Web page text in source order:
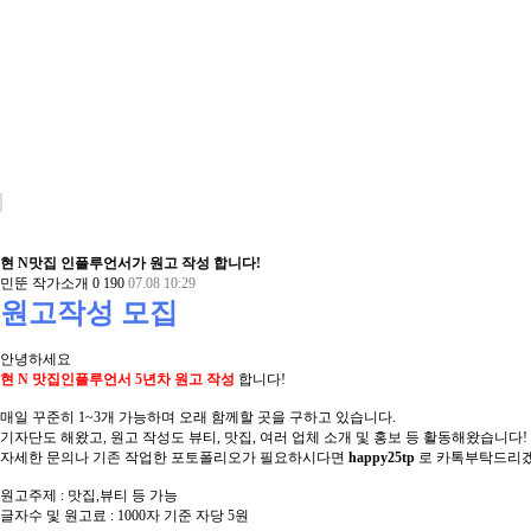
현 N맛집 인플루언서가 원고 작성 합니다!
민뚠 작가소개 0 190 07.08 10:29
원고작성 모집
안녕하세요
현 N 맛집인플루언서 5년차 원고 작성 합니다!
매일 꾸준히 1~3개 가능하며 오래 함께할 곳을 구하고 있습니다.
기자단도 해왔고, 원고 작성도 뷰티, 맛집, 여러 업체 소개 및 홍보 등 활동해왔습니다!
자세한 문의나 기존 작업한 포토폴리오가 필요하시다면 happy25tp 로 카톡부탁드리
원고주제 : 맛집,뷰티 등 가능
글자수 및 원고료 : 1000자 기준 자당 5원